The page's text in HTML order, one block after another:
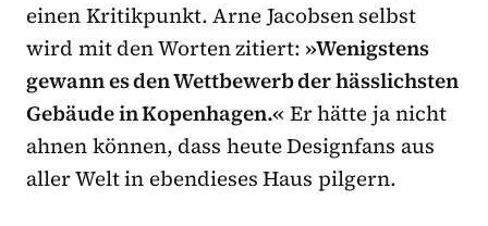
einen Kritikpunkt. Arne Jacobsen selbst
wird mit den Worten zitiert: »Wenigstens
gewann es den Wettbewerb der hässlichsten
Gebäude in Kopenhagen.« Er hätte ja nicht
ahnen können, dass heute Designfans aus
aller Welt in ebendieses Haus pilgern.